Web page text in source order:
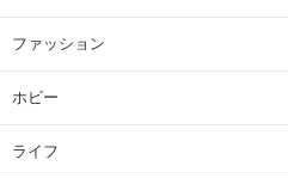
ファッション
ホビー
ライフ